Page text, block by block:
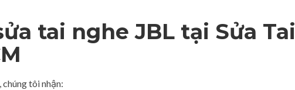
tai nghe JBL tại Sửa Tai
, chúng tôi nhận: